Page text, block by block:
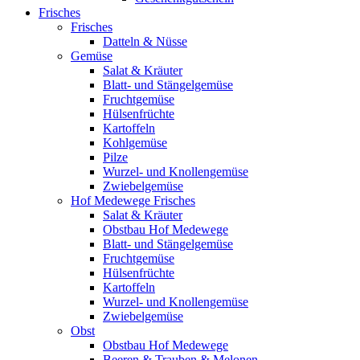
Frisches
Frisches
Datteln & Nüsse
Gemüse
Salat & Kräuter
Blatt- und Stängelgemüse
Fruchtgemüse
Hülsenfrüchte
Kartoffeln
Kohlgemüse
Pilze
Wurzel- und Knollengemüse
Zwiebelgemüse
Hof Medewege Frisches
Salat & Kräuter
Obstbau Hof Medewege
Blatt- und Stängelgemüse
Fruchtgemüse
Hülsenfrüchte
Kartoffeln
Wurzel- und Knollengemüse
Zwiebelgemüse
Obst
Obstbau Hof Medewege